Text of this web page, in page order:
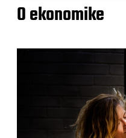
O ekonomike